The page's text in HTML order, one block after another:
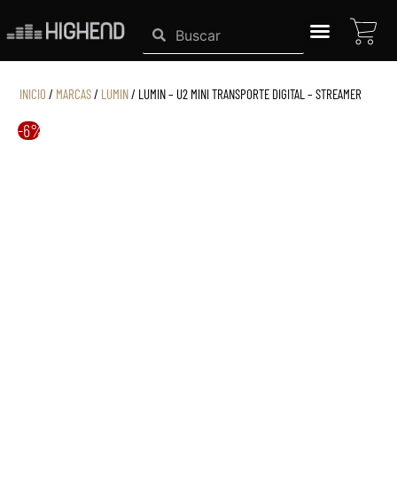
contenido
Search
INICIO / MARCAS/ LUMIN/ LUMIN – U2 MINI TRANSPORTE DIGITAL – STREAMER
-6%